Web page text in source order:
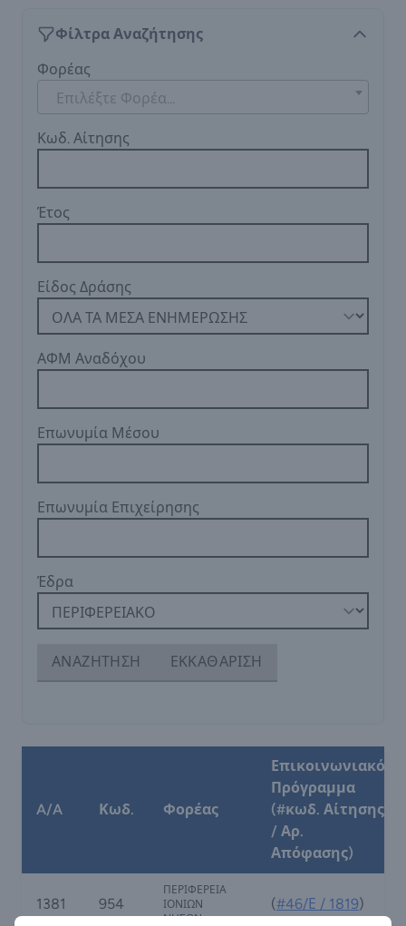
Φίλτρα Αναζήτησης
Φορέας
Επιλέξτε Φορέα...
Κωδ. Αίτησης
Έτος
Είδος Δράσης
ΑΦΜ Αναδόχου
Επωνυμία Μέσου
Επωνυμία Επιχείρησης
Έδρα
ΑΝΑΖΗΤΗΣΗ ΕΚΚΑΘΑΡΙΣΗ
A/A Κωδ. Φορέας
Επικοινωνιακό
Πρόγραμμα
(#κωδ. Αίτησης
/ Αρ.
Απόφασης)
1381 954
ΠΕΡΙΦΕΡΕΙΑ
ΙΟΝΙΩΝ
ΝΗΣΩΝ
(#46/Ε / 1819)